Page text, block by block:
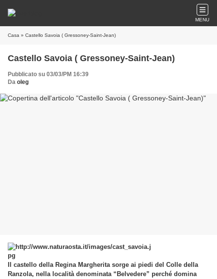
MENU
Casa » Castello Savoia ( Gressoney-Saint-Jean)
Castello Savoia ( Gressoney-Saint-Jean)
Pubblicato su 03/03/PM 16:39
Da oleg
Il castello della Regina Margherita sorge ai piedi del Colle della
Ranzola, nella località denominata “Belvedere” perché domina